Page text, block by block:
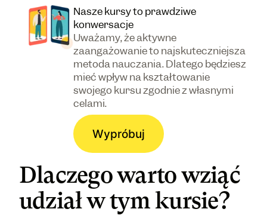
Nasze kursy to prawdziwe
konwersacje
Uważamy, że aktywne
zaangażowanie to najskuteczniejsza
metoda nauczania. Dlatego będziesz
mieć wpływ na kształtowanie
swojego kursu zgodnie z własnymi
celami.
Wypróbuj
Dlaczego warto wziąć
udział w tym kursie?